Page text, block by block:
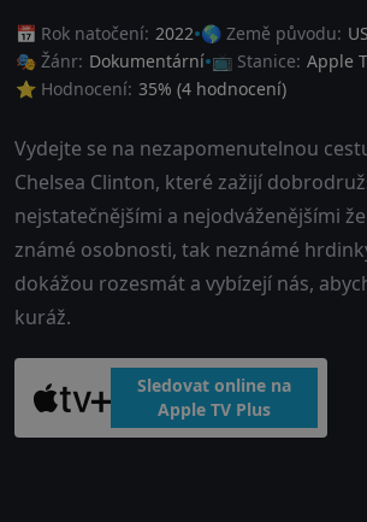
📅 Rok natočení: 2022 🌎 Země původu: US
🎭 Žánr: Dokumentární 📺 Stanice: Apple
⭐ Hodnocení: 35% (4 hodnocení)
Vydejte se na nezapomenutelnou
Chelsea Clinton, které zažijí
nejstatečnějšími a nejodváženějšími
známé osobnosti, tak neznámé
dokážou rozesmát a vybízejí nás,
kuráž.
Sledovat online na
Apple TV Plus